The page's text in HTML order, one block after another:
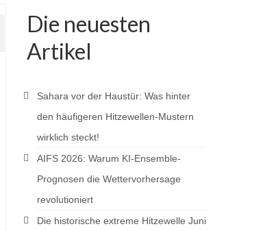
Die neuesten
Artikel
Sahara vor der Haustür: Was hinter
den häufigeren Hitzewellen-Mustern
wirklich steckt!
AIFS 2026: Warum KI-Ensemble-
Prognosen die Wettervorhersage
revolutioniert
Die historische extreme Hitzewelle Juni